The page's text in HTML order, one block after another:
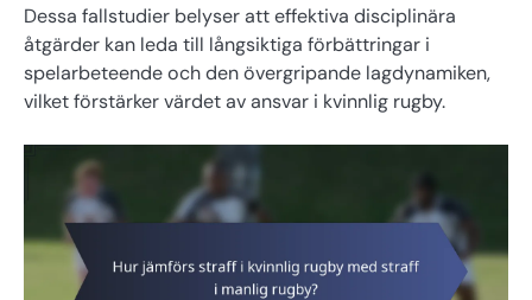
Dessa fallstudier belyser att effektiva disciplinära
åtgärder kan leda till långsiktiga förbättringar i
spelarbeteende och den övergripande lagdynamiken,
vilket förstärker värdet av ansvar i kvinnlig rugby.